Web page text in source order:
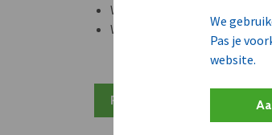
We
Pas je
website.
Welke bedrijven kunnen
Welke partners en
Plan 20 min inzicht